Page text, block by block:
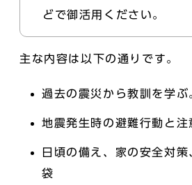
どで御活用ください。
主な内容は以下の通りです。
過去の震災から教訓を学ぶ
地震発生時の避難行動と注
日頃の備え、家の安全対
袋